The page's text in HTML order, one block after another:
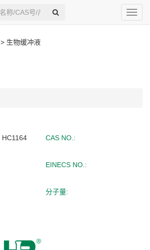
> 生物缓冲液
HC1164 CAS NO.:
EINECS NO.:
分子量: